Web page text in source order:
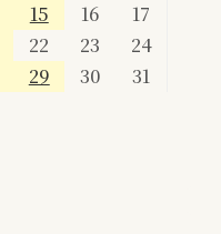
15 16
17
22 23
24
29 30 31